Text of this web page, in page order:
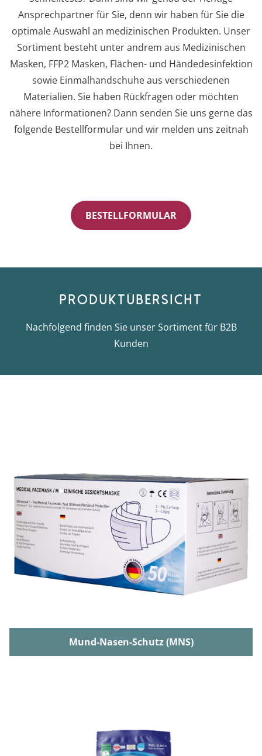
HOME
WUNDVERSORGUNG
B2B
KONTAKT
Ansprechpartner für Sie, denn wir haben für Sie die
optimale Auswahl an medizinischen Produkten. Unser
Sortiment besteht unter andrem aus Medizinischen
Masken, FFP2 Masken, Flächen- und Händedesinfektion
sowie Einmalhandschuhe aus verschiedenen
Materialien. Sie haben Rückfragen oder möchten
nähere Informationen? Dann senden Sie uns gerne das
folgende Bestellformular und wir melden uns zeitnah
bei Ihnen.
BESTELLFORMULAR
Produktübersicht
Nachfolgend finden Sie unser Sortiment für B2B
Kunden
Mund-Nasen-Schutz (MNS)